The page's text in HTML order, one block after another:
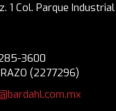
1 Col. Parque Industrial
3600
(2277296)